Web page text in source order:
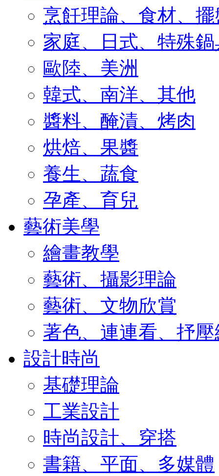
烹飪理論、食材、擺
家庭、日式、特殊鍋
歐陸、美洲
韓式、南洋、其他
醬料、醃漬、烤肉
烘焙、果醬
養生、蔬食
孕產、育兒
藝術美學
繪畫教學
藝術、攝影理論
藝術、文物欣賞
著色、連連看、抒
設計時尚
基礎理論
工業設計
時尚設計、穿搭
書籍、平面、多媒體